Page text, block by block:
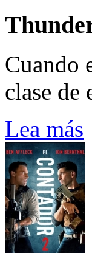
Cuando
clase de
Lea más